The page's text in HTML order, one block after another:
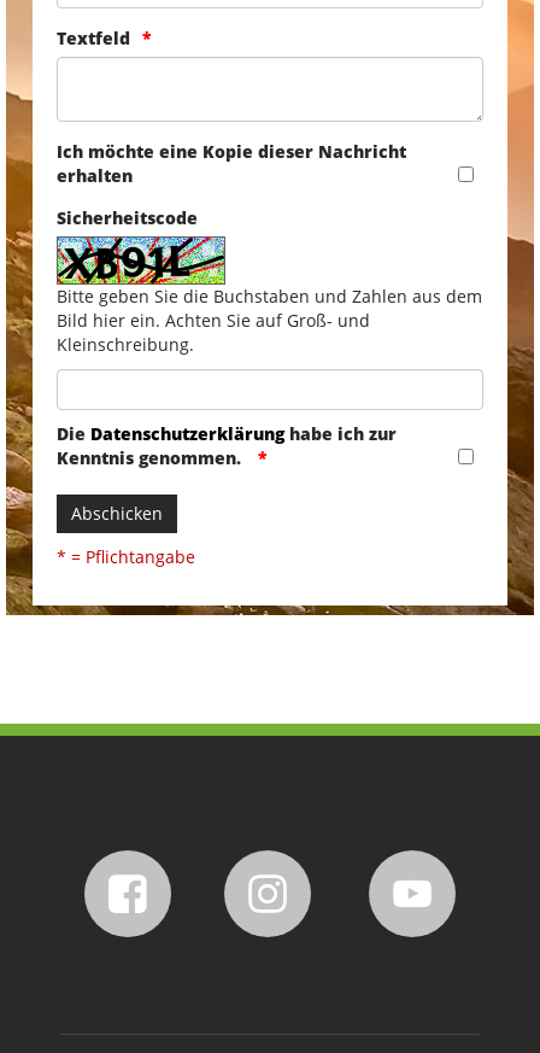
Textfeld
Ich möchte eine Kopie dieser Nachricht
erhalten
Sicherheitscode
Bitte geben Sie die Buchstaben und Zahlen aus dem
Bild hier ein. Achten Sie auf Groß- und
Kleinschreibung.
Die Datenschutzerklärunghabe ich zur
Kenntnis genommen.
Abschicken
* = Pflichtangabe